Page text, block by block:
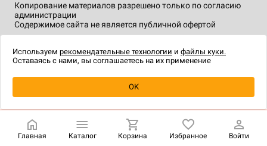
Уведомить о наличии
Копирование материалов разрешено только по согласию
администрации
Содержимое сайта не является публичной офертой
технологии.
Главная Каталог Корзина Избранное Войти
Используем рекомендательные технологии и файлы куки.
Оставаясь с нами, вы соглашаетесь на их применение
OK